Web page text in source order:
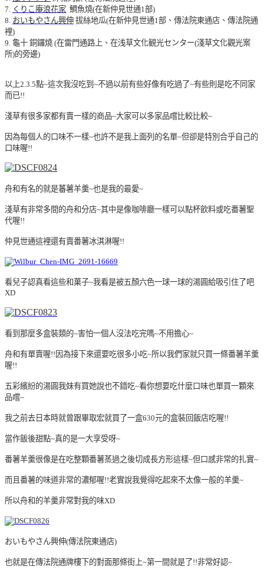
7.
くりこ庵浪花家 鯛魚燒(在新仲見世通1部)
8. おいもやさん興伸 拔絲地瓜(在新仲見世通1部、傳法院東通店、傳法院通
裡)
9. 龜十 銅鑼燒 (在雷門通路上、在浅草文化観光センター(淺草文化觀光案
所)的旁邊)
以上2.3.5點~這次我沒吃到~不過以前有些好像有吃過了~有些則是吃不同家
而已!!
淺草有很多家都有賣一樣的商品~大家可以多家品嚐比較比較~
因為每個人的口味不一樣~也許不是我上面列的名單~但卻是特別合乎自己的
口味喔!!
舟和有名的就是蕃薯羊羹~也是我的最愛~
淺草有非常多間的舟和分店~其中是像咖啡廳一樣可以點杯飲料或吃番薯聖
代喔!!
仲見世通這裡還有賣番薯冰淇淋喔!!
看兒子認真看這些和菓子~我看是被五顏六色一球一球的湯圓給吸引住了吧
XD
看到那麼多盒裝類的~害怕一個人沒法吃完嗎~不用擔心~
舟和有單賣喔!!因為接下來還要吃很多小吃~所以我們家就只買一條番薯羊羹
喔!!
五彩繽紛的湯圓我妹有買她說也不錯吃~看你想要吃什麼口味也單買一顆來
品嚐~
我之前去日本時就曾跟畢取宏就買了一盒630元的盒裝回飯店吃喔!!
當作飯後甜點~真的是一大享受呀~
番薯羊羹很像是在吃整顆番薯蒸過之後切成長方形這樣~但口感非常的扎實~
而且番薯的味道非常的濃郁喔!!老實說我覺得吃起來不太像一般的羊羹~
所以舟和的羊羹非常對我的味XD
おいもやさん興伸(傳法院東通店)
也就是在傳法院通牌樓下的對面那條街上~第一間就是了!!非常好認~